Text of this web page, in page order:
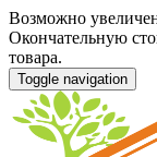
Возможно
Окончательную
товара.
Toggle navigation